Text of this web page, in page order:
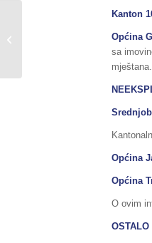
Kanton
Općina
sa
mještana.
Općina
Općina
O ovim
OSTALO
u Federaciji BiH, za dane